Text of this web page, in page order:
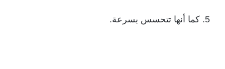
كما أنها تتحسس بسرعة.